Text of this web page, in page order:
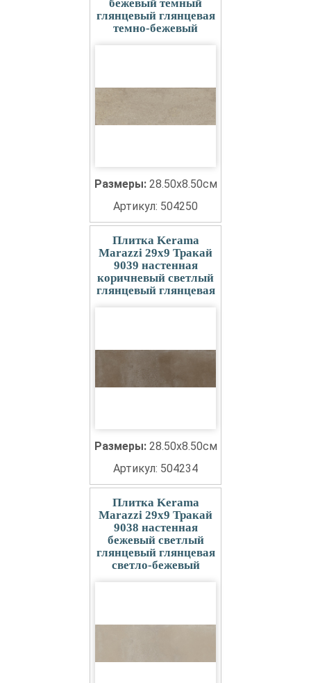
бежевый темный
глянцевый глянцевая
темно-бежевый
Размеры: 28.50x8.50см
Артикул: 504250
Плитка Kerama
Marazzi 29x9 Тракай
9039 настенная
коричневый светлый
глянцевый глянцевая
Размеры: 28.50x8.50см
Артикул: 504234
Плитка Kerama
Marazzi 29x9 Тракай
9038 настенная
бежевый светлый
глянцевый глянцевая
светло-бежевый